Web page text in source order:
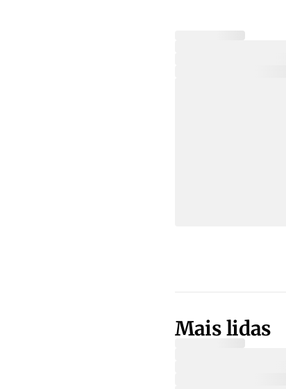
Mais lidas